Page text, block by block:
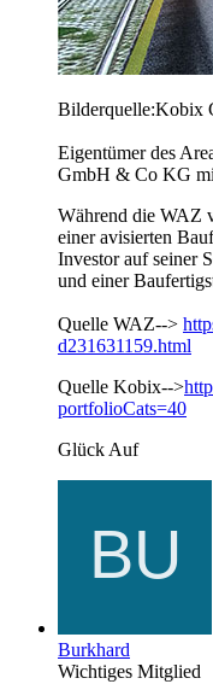
Bilderquelle:Kobix
Eigentümer des
GmbH & Co KG
Während die WAZ
einer avisierten
Investor auf seiner
und einer
Quelle WAZ-->
d231631159.html
Quelle Kobix-->
portfolioCats=40
Glück Auf
Burkhard
Wichtiges Mitglied